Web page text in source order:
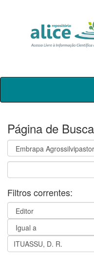
Skip
Página de Busca
Filtros correntes: